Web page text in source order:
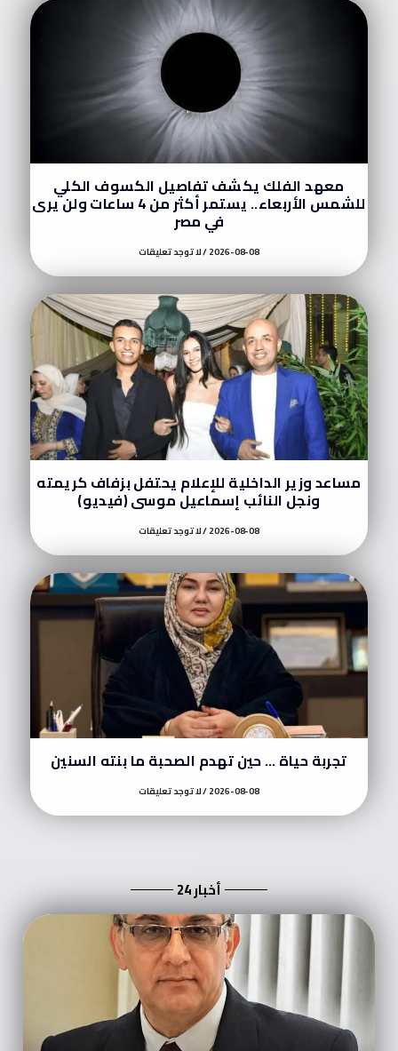
معهد الفلك يكشف تفاصيل الكسوف الكلي
للشمس الأربعاء.. يستمر أكثر من 4 ساعات ولن يرى
في مصر
2026-08-08 لا توجد تعليقات
مساعد وزير الداخلية للإعلام يحتفل بزفاف كريمته
ونجل النائب إسماعيل موسى (فيديو)
2026-08-08 لا توجد تعليقات
تجربة حياة … حين تهدم الصحبة ما بنته السنين
2026-08-08 لا توجد تعليقات
أخبار 24